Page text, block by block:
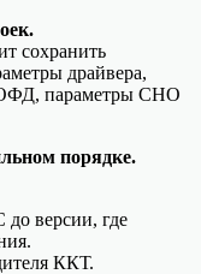
сохранить
драйвера,
параметры СНО
порядке.
версии, где
ККТ.